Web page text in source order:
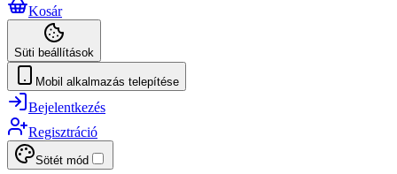
Kosár
Süti beállítások
Mobil alkalmazás telepítése
Bejelentkezés
Regisztráció
Sötét mód